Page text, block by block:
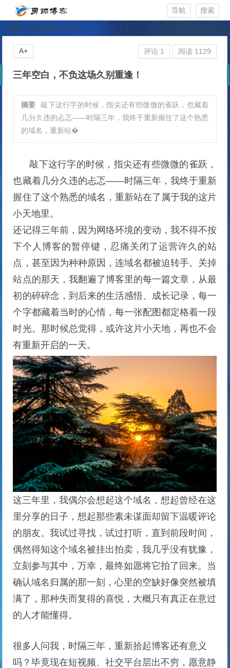
搜索
导航
首页 >谈天说地 > 正文
三年空白，不负这场久别重逢！
摘要
敲下这行字的时候，指尖还有些微微的雀跃，也藏着
几分久违的忐忑——时隔三年，我终于重新握住了这个熟悉
的域名，重新站�
敲下这行字的时候，指尖还有些微微的雀跃，
也藏着几分久违的忐忑——时隔三年，我终于重新
握住了这个熟悉的域名，重新站在了属于我的这片
小天地里。
还记得三年前，因为网络环境的变动，我不得不按
下个人博客的暂停键，忍痛关闭了运营许久的站
点，甚至因为种种原因，连域名都被迫转手。关掉
站点的那天，我翻遍了博客里的每一篇文章，从最
初的碎碎念，到后来的生活感悟、成长记录，每一
个字都藏着当时的心情，每一张配图都定格着一段
时光。那时候总觉得，或许这片小天地，再也不会
有重新开启的一天。
这三年里，我偶尔会想起这个域名，想起曾经在这
里分享的日子，想起那些素未谋面却留下温暖评论
的朋友。我试过寻找，试过打听，直到前段时间，
偶然得知这个域名被挂出拍卖，我几乎没有犹豫，
立刻参与其中，万幸，最终如愿将它拍了回来。当
确认域名归属的那一刻，心里的空缺好像突然被填
满了，那种失而复得的喜悦，大概只有真正在意过
的人才能懂得。
很多人问我，时隔三年，重新拾起博客还有意义
吗？毕竟现在短视频、社交平台层出不穷，愿意静
评论 1 阅读 1129
A+